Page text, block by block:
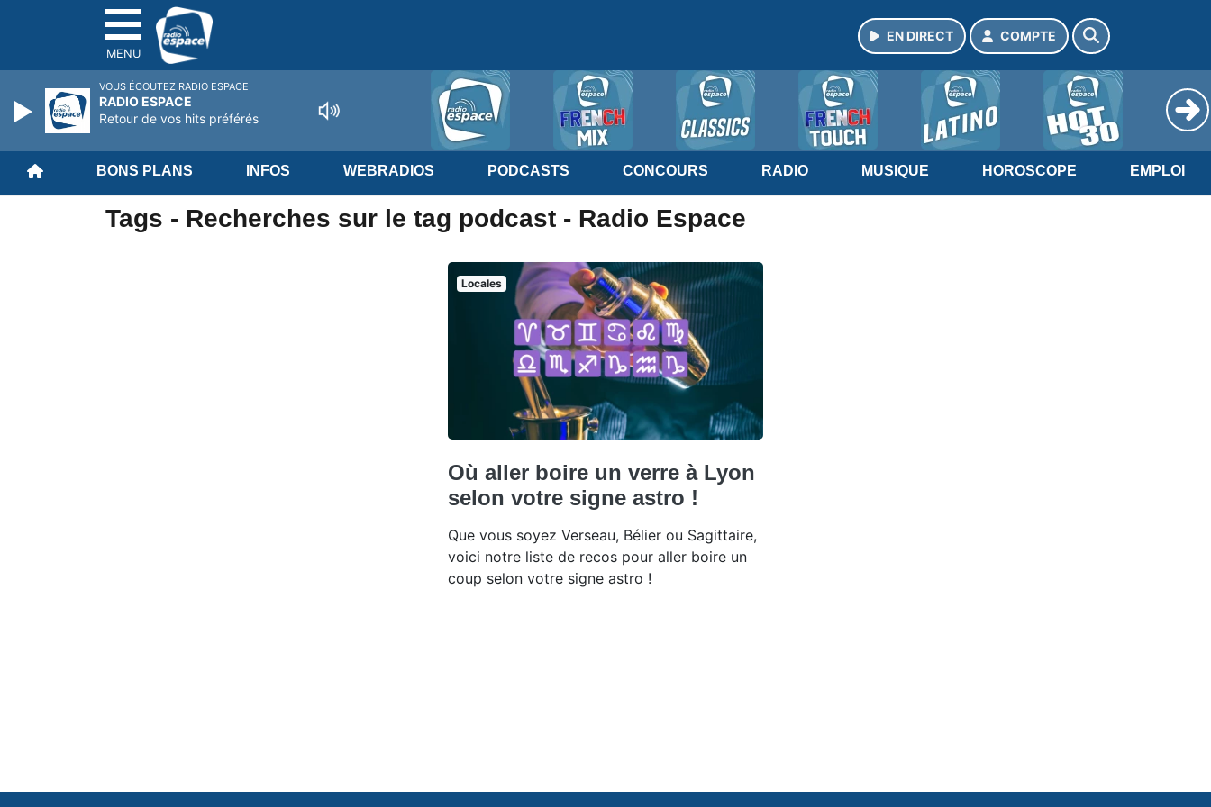
MENU
EN DIRECT COMPTE
BONS PLANS INFOS WEBRADIOS PODCASTS CONCOURS RADIO MUSIQUE HOROSCOPE EMPLOI
Tags - Recherches sur le tag podcast - Radio Espace
Locales
Où aller boire un verre à Lyon
selon votre signe astro !
Que vous soyez Verseau, Bélier ou Sagittaire,
voici notre liste de recos pour aller boire un
coup selon votre signe astro !
VOUS ÉCOUTEZ RADIO ESPACE
RADIO ESPACE
Retour de vos hits préférés